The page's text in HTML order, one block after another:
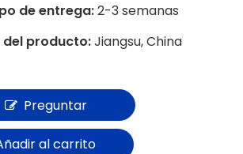
de entrega:2-3 semanas
del producto:Jiangsu, China
Preguntar
al carrito